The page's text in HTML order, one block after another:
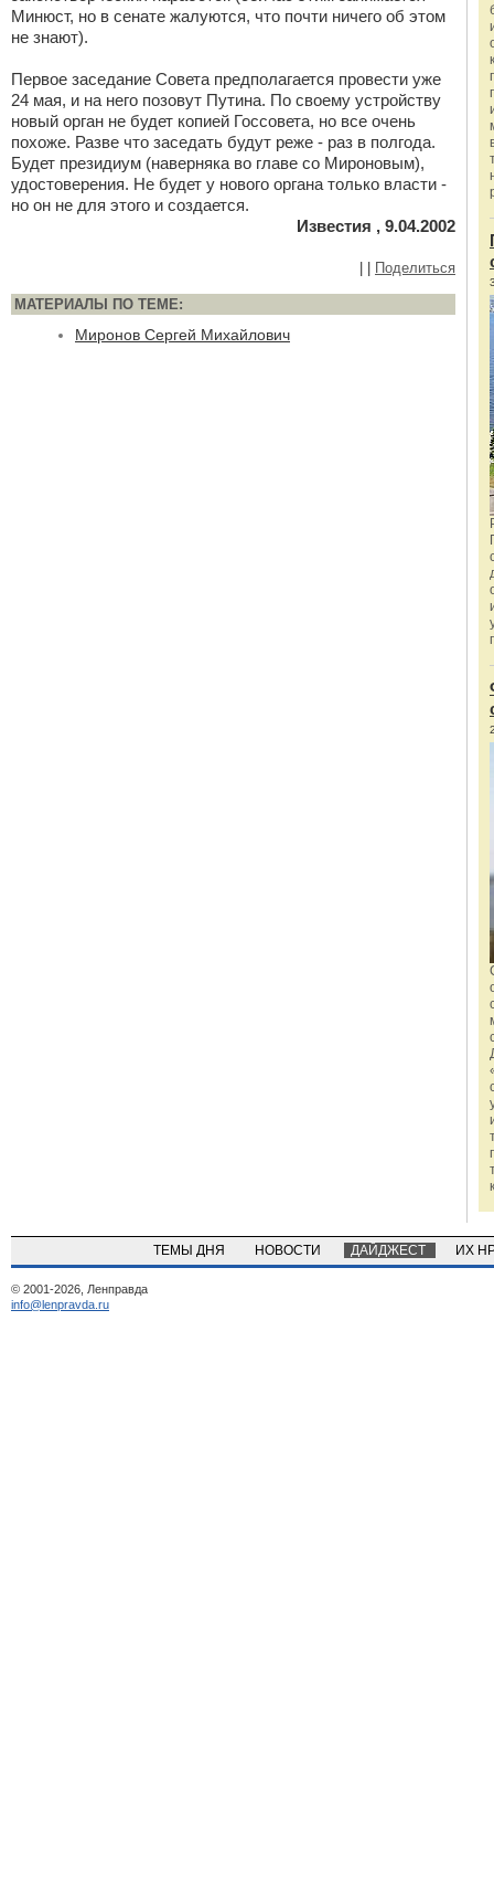
Минюст, но в сенате жалуются, что почти ничего об этом
не знают).
Первое заседание Совета предполагается провести уже
24 мая, и на него позовут Путина. По своему устройству
новый орган не будет копией Госсовета, но все очень
похоже. Разве что заседать будут реже - раз в полгода.
Будет президиум (наверняка во главе со Мироновым),
удостоверения. Не будет у нового органа только власти -
но он не для этого и создается.
Известия , 9.04.2002
Поделиться
МАТЕРИАЛЫ ПО ТЕМЕ:
Миронов Сергей Михайлович
ТЕМЫ ДНЯ НОВОСТИ ДАЙДЖЕСТ ИХ
© 2001-2026, Ленправда
info@lenpravda.ru